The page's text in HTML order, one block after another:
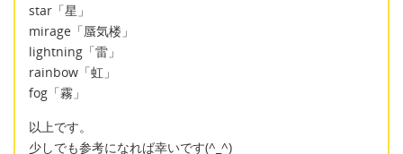
star「星」
mirage「蜃気楼」
lightning「雷」
rainbow「虹」
fog「霧」
以上です。
少しでも参考になれば幸いです(^_^)